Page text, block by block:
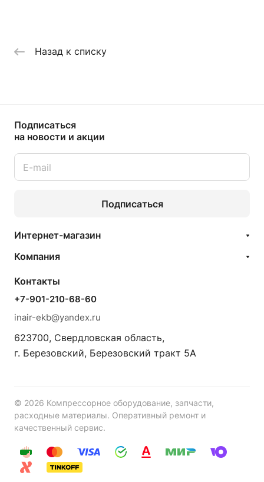
Назад к списку
Подписаться
на новости и акции
Подписаться
Интернет-магазин
Компания
Контакты
+7-901-210-68-60
inair-ekb@yandex.ru
623700, Свердловская область,
г. Березовский, Березовский тракт 5А
© 2026 Компрессорное оборудование, запчасти,
расходные материалы. Оперативный ремонт и
качественный сервис.